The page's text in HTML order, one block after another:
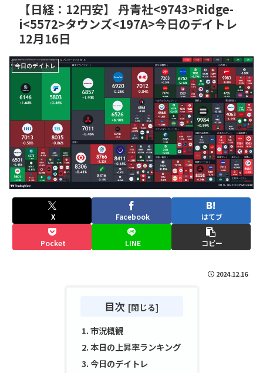
【日経：12円安】 丹青社<9743>Ridge-
i<5572>タウンズ<197A>今日のデイトレ
12月16日
今日のデイトレ
X Facebook はてブ
Pocket LINE コピー
2024.12.16
目次
市況概観
本日の上昇率ランキング
今日のデイトレ